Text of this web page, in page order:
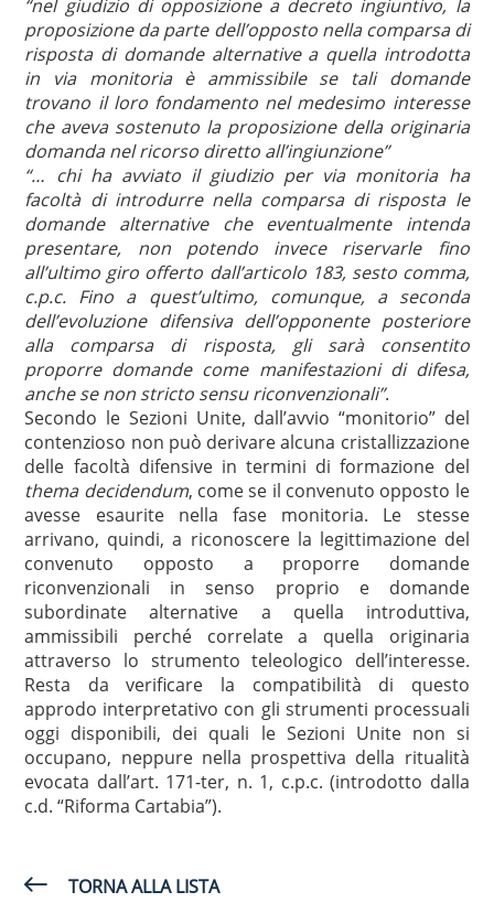
“nel giudizio di opposizione a decreto ingiuntivo, la
proposizione da parte dell’opposto nella comparsa di
risposta di domande alternative a quella introdotta
in via monitoria è ammissibile se tali domande
trovano il loro fondamento nel medesimo interesse
che aveva sostenuto la proposizione della originaria
domanda nel ricorso diretto all’ingiunzione”
“… chi ha avviato il giudizio per via monitoria ha
facoltà di introdurre nella comparsa di risposta le
domande alternative che eventualmente intenda
presentare, non potendo invece riservarle fino
all’ultimo giro offerto dall’articolo 183, sesto comma,
c.p.c. Fino a quest’ultimo, comunque, a seconda
dell’evoluzione difensiva dell’opponente posteriore
alla comparsa di risposta, gli sarà consentito
proporre domande come manifestazioni di difesa,
anche se non stricto sensu riconvenzionali”.
Secondo le Sezioni Unite, dall’avvio “monitorio” del
contenzioso non può derivare alcuna cristallizzazione
delle facoltà difensive in termini di formazione del
thema decidendum, come se il convenuto opposto le
avesse esaurite nella fase monitoria. Le stesse
arrivano, quindi, a riconoscere la legittimazione del
convenuto opposto a proporre domande
riconvenzionali in senso proprio e domande
subordinate alternative a quella introduttiva,
ammissibili perché correlate a quella originaria
attraverso lo strumento teleologico dell’interesse.
Resta da verificare la compatibilità di questo
approdo interpretativo con gli strumenti processuali
oggi disponibili, dei quali le Sezioni Unite non si
occupano, neppure nella prospettiva della ritualità
evocata dall’art. 171-ter, n. 1, c.p.c. (introdotto dalla
c.d. “Riforma Cartabia”).
TORNA ALLA LISTA